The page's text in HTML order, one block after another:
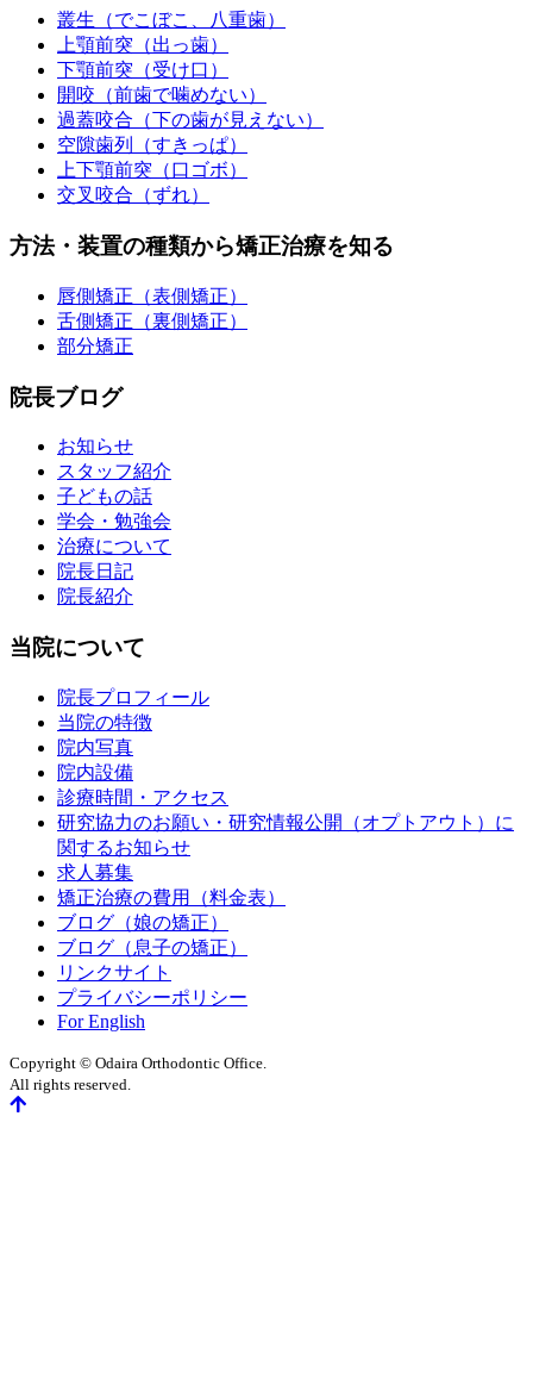
叢生（でこぼこ、八重歯）
上顎前突（出っ歯）
下顎前突（受け口）
開咬（前歯で噛めない）
過蓋咬合（下の歯が見えない）
空隙歯列（すきっぱ）
上下顎前突（口ゴボ）
交叉咬合（ずれ）
方法・装置の種類から矯正治療を知る
唇側矯正（表側矯正）
舌側矯正（裏側矯正）
部分矯正
院長ブログ
お知らせ
スタッフ紹介
子どもの話
学会・勉強会
治療について
院長日記
院長紹介
当院について
院長プロフィール
当院の特徴
院内写真
院内設備
診療時間・アクセス
研究協力のお願い・研究情報公開（オプトアウト）に
関するお知らせ
求人募集
矯正治療の費用（料金表）
ブログ（娘の矯正）
ブログ（息子の矯正）
リンクサイト
プライバシーポリシー
For English
Copyright © Odaira Orthodontic Office.
All rights reserved.